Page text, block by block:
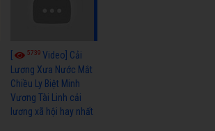
5739Video] Cải
Lương Xưa Nước Mắt
Chiều Ly Biệt Minh
Vương Tài Linh cải
lương xã hội hay nhất